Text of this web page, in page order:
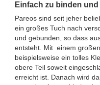
Einfach zu binden
Pareos sind seit jeher
ein großes Tuch nach
und gebunden, so dass
entsteht. Mit einem
beispielsweise ein tolles
obere Teil soweit
erreicht ist. Danach wird